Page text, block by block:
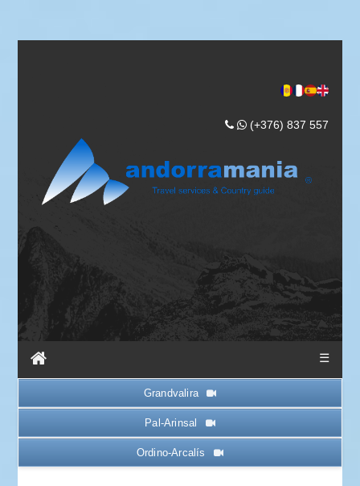
(+376) 837 557
☰
Grandvalira
Pal-Arinsal
Ordino-Arcalís